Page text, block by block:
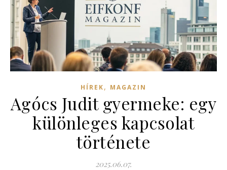
HÍREK, MAGAZIN
Agócs Judit gyermeke: egy
különleges kapcsolat
története
2025.06.07.